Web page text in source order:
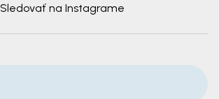
Sledovať na Instagrame